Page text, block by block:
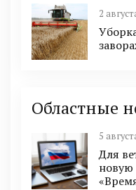
2
Областные
5
Для